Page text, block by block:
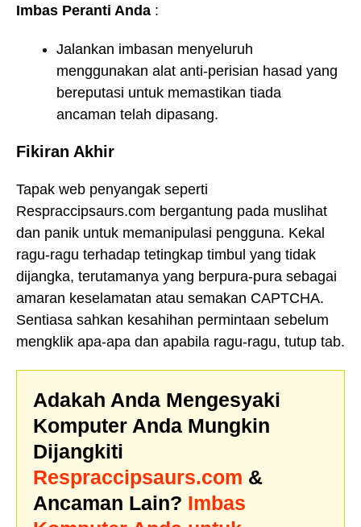
Imbas Peranti Anda :
Jalankan imbasan menyeluruh
menggunakan alat anti-perisian hasad yang
bereputasi untuk memastikan tiada
ancaman telah dipasang.
Fikiran Akhir
Tapak web penyangak seperti
Respraccipsaurs.com bergantung pada muslihat
dan panik untuk memanipulasi pengguna. Kekal
ragu-ragu terhadap tetingkap timbul yang tidak
dijangka, terutamanya yang berpura-pura sebagai
amaran keselamatan atau semakan CAPTCHA.
Sentiasa sahkan kesahihan permintaan sebelum
mengklik apa-apa dan apabila ragu-ragu, tutup tab.
Adakah Anda Mengesyaki
Komputer Anda Mungkin
Dijangkiti
Respraccipsaurs.com &
Ancaman Lain? Imbas